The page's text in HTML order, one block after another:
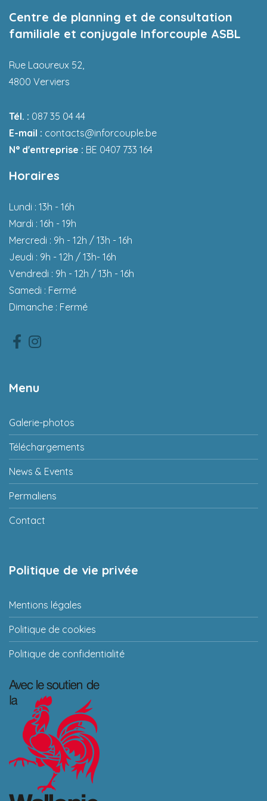
Informations supplémentaires
Centre de planning et de consultation
familiale et conjugale Inforcouple ASBL
Rue Laoureux 52,
4800 Verviers
Tél. : 087 35 04 44
E-mail : contacts@inforcouple.be
N° d'entreprise : BE 0407 733 164
Horaires
Lundi : 13h - 16h
Mardi : 16h - 19h
Mercredi : 9h - 12h / 13h - 16h
Jeudi : 9h - 12h / 13h- 16h
Vendredi : 9h - 12h / 13h - 16h
Samedi : Fermé
Dimanche : Fermé
Facebook
Instagram
Menu
Galerie-photos
Téléchargements
News & Events
Permaliens
Contact
Politique de vie privée
Mentions légales
Politique de cookies
Politique de confidentialité